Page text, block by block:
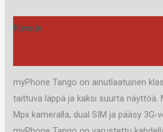
Kuvaus
myPhone Tango on ainutlaatuinen
taittuva läppä ja kaksi suurta
Mpx kameralla, dual SIM ja pääsy 3G-